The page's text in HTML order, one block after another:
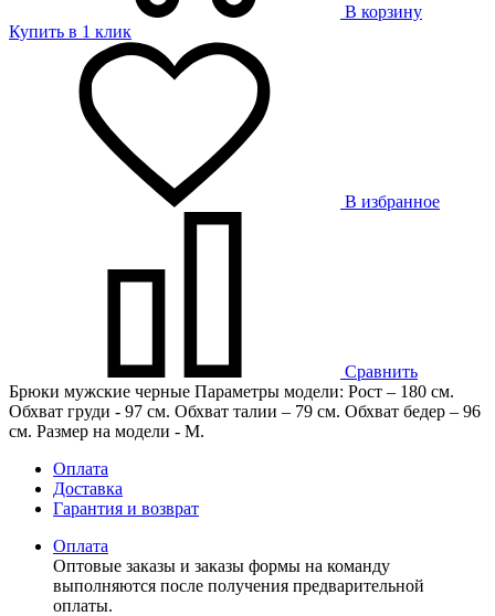
В корзину
Купить в 1 клик
В избранное
Сравнить
Брюки мужские черные Параметры модели: Рост – 180 см.
Обхват груди - 97 см. Обхват талии – 79 см. Обхват бедер – 96
см. Размер на модели - М.
Оплата
Доставка
Гарантия и возврат
Оплата
Оптовые заказы и заказы формы на команду
выполняются после получения предварительной
оплаты.